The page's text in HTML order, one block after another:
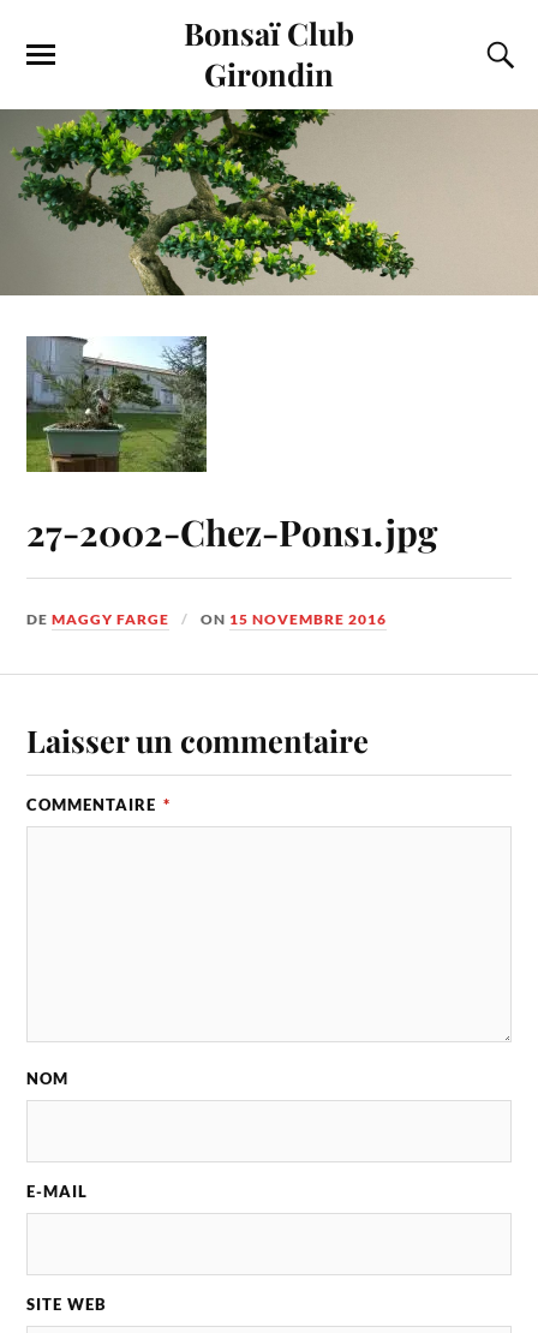
Bonsaï Club
Girondin
27-2002-Chez-Pons1.jpg
DEMAGGY FARGE ON 15 NOVEMBRE 2016
Laisser un commentaire
COMMENTAIRE *
NOM
E-MAIL
SITE WEB